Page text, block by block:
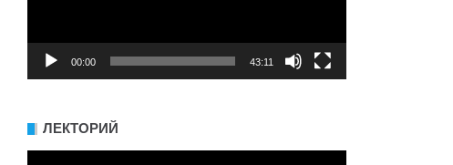
00:00 43:11
ЛЕКТОРИЙ